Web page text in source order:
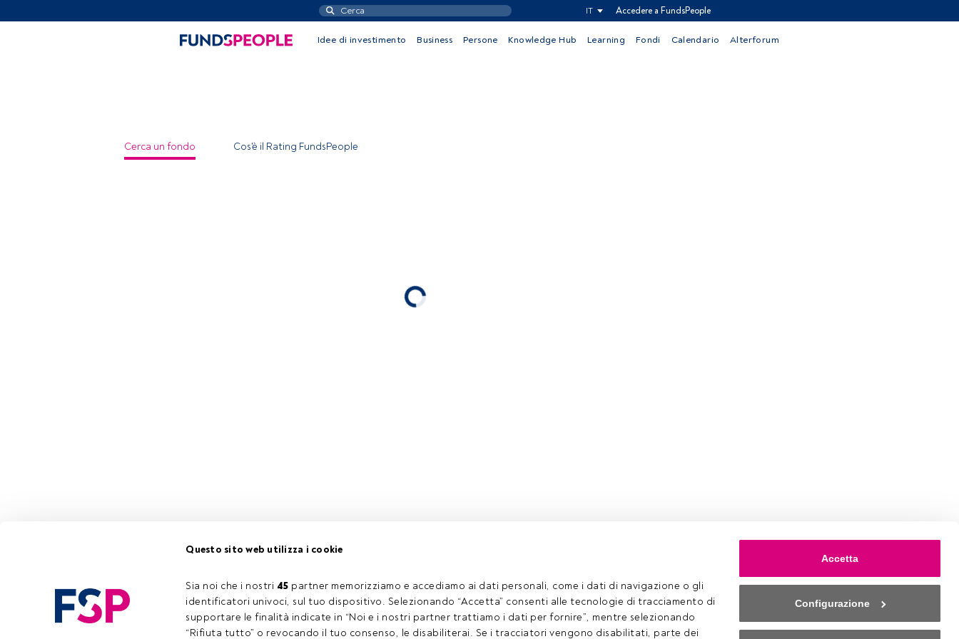
Questo sito web utilizza i cookie
Sia noi che i nostri 45 partner memorizziamo e accediamo ai dati personali, come i dati di navigazione o gli
identificatori univoci, sul tuo dispositivo. Selezionando “Accetta” consenti alle tecnologie di tracciamento di
supportare le finalità indicate in “Noi e i nostri partner trattiamo i dati per fornire”, mentre selezionando
“Rifiuta tutto” o revocando il tuo consenso, le disabiliterai. Se i tracciatori vengono disabilitati, parte dei
Accetta
Configurazione
IT Accedere a FundsPeople
Idee di investimento Business Persone Knowledge Hub Learning Fondi Calendario Alterforum
Cerca un fondo Cos'è il Rating FundsPeople